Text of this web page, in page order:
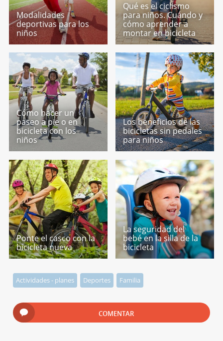
Modalidades
deportivas para los
niños
Qué es el ciclismo
para niños. Cuándo y
cómo aprender a
montar en bicicleta
Cómo hacer un
paseo a pie o en
bicicleta con los
niños
Los beneficios de las
bicicletas sin pedales
para niños
Ponte el casco con la
bicicleta nueva
La seguridad del
bebé en la silla de la
bicicleta
Actividades - planes Deportes Familia
COMENTAR